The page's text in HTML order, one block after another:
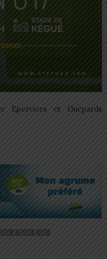
Eperviers et Guépards
TOGO U17